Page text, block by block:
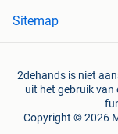
Sitemap
2dehands is niet
uit het gebruik van
Copyright © 2026